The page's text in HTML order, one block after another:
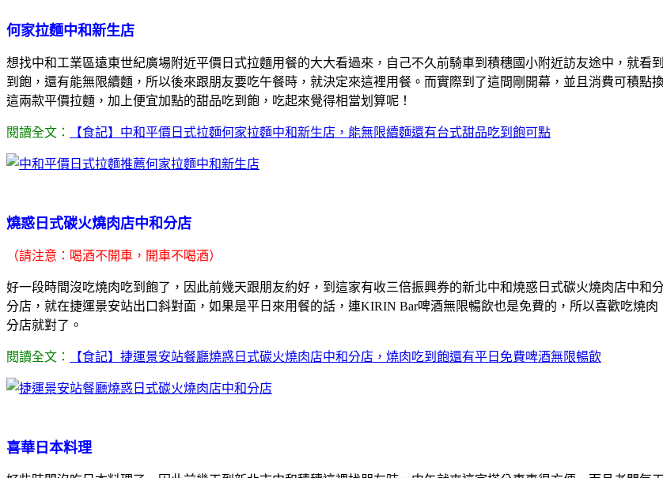
何家拉麵中和新生店
想找中和工業區遠東世紀廣場附近平價日式拉麵用餐的大大看過來，自己不久前騎車到積穗國小附近訪友途中，就
到飽，還有能無限續麵，所以後來跟朋友要吃午餐時，就決定來這裡用餐。而實際到了這間剛開幕，並且消費可積
這兩款平價拉麵，加上便宜加點的甜品吃到飽，吃起來覺得相當划算呢！
閱讀全文： 【食記】中和平價日式拉麵何家拉麵中和新生店，能無限續麵還有台式甜品吃到飽可點
燒惑日式碳火燒肉店中和分店
（請注意：喝酒不開車，開車不喝酒）
好一段時間沒吃燒肉吃到飽了，因此前幾天跟朋友約好，到這家有收三倍振興券的新北中和燒惑日式碳火燒肉店中和
分店，就在捷運景安站出口斜對面，如果是平日來用餐的話，連KIRIN Bar啤酒無限暢飲也是免費的，所以喜歡吃燒
分店就對了。
閱讀全文： 【食記】捷運景安站餐廳燒惑日式碳火燒肉店中和分店，燒肉吃到飽還有平日免費啤酒無限暢飲
喜華日本料理